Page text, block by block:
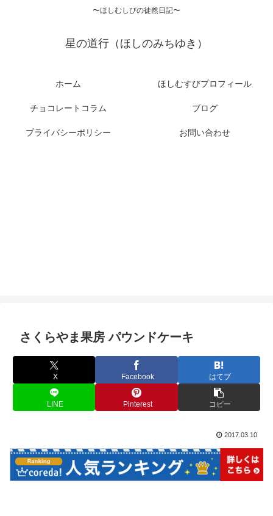
〜ほしむしびの徒然日記〜
星の道行（ほしのみちゆき）
ホーム ほしむすびプロフィール
チョコレートコラム ブログ
プライバシーポリシー お問い合わせ
さくらやま果房 パウンドケーキ
X Facebook はてブ
LINE Pinterest コピー
2017.03.10